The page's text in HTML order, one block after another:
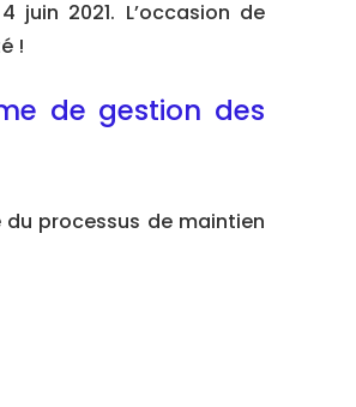
juin 2021. L’occasion de
!
de gestion des
processus de maintien